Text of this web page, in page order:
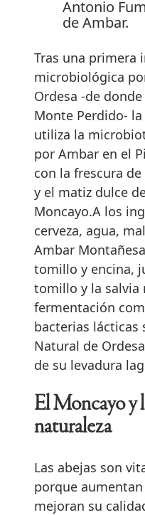
Antonio
de Ambar.
Tras una primera
microbiológica
Ordesa -de
Monte Perdido-
utiliza la
por Ambar en el
con la frescura
y el matiz dulce
Moncayo.A los
cerveza, agua,
Ambar
tomillo y encina,
tomillo y la salvia
fermentación
bacterias lácticas
Natural de
de su levadura
El Moncayo y
naturaleza
Las abejas son
porque
mejoran su